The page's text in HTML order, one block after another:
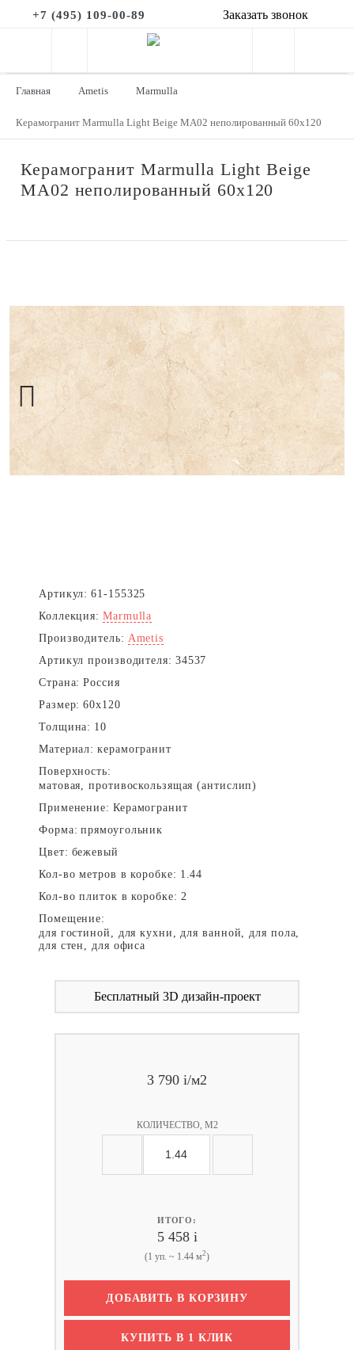
+7 (495) 109-00-89 Заказать звонок
Главная Ametis Marmulla
Керамогранит Marmulla Light Beige MA02 неполированный 60x120
Керамогранит Marmulla Light Beige
MA02 неполированный 60x120
Next
Артикул: 61-155325
Коллекция: Marmulla
Производитель: Ametis
Артикул производителя: 34537
Страна: Россия
Размер: 60x120
Толщина: 10
Материал: керамогранит
Поверхность:
матовая, противоскользящая (антислип)
Применение: Керамогранит
Форма: прямоугольник
Цвет: бежевый
Кол-во метров в коробке: 1.44
Кол-во плиток в коробке: 2
Помещение:
для гостиной, для кухни, для ванной, для пола,
для стен, для офиса
Бесплатный 3D дизайн-проект
3 790 i/м2
КОЛИЧЕСТВО, М2
ИТОГО:
5 458 i
(1 уп. ~ 1.44 м2)
ДОБАВИТЬ В КОРЗИНУ
КУПИТЬ В 1 КЛИК